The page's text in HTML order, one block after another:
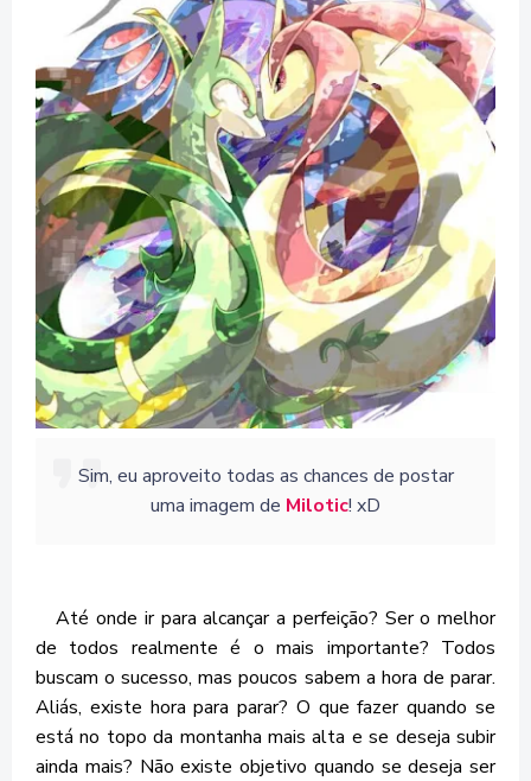
Sim, eu aproveito todas as chances de postar
uma imagem de Milotic! xD
Até onde ir para alcançar a perfeição? Ser o melhor
de todos realmente é o mais importante? Todos
buscam o sucesso, mas poucos sabem a hora de parar.
Aliás, existe hora para parar? O que fazer quando se
está no topo da montanha mais alta e se deseja subir
ainda mais? Não existe objetivo quando se deseja ser